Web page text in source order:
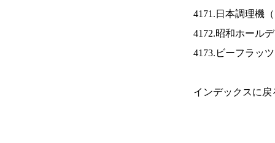
4171.日本調理機（
4172.昭和ホール
4173.ビーフラッ
インデックスに戻